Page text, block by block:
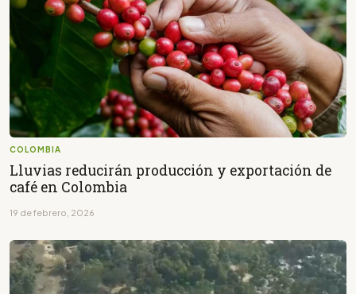
COLOMBIA
Lluvias reducirán producción y exportación de
café en Colombia
19 de febrero, 2026